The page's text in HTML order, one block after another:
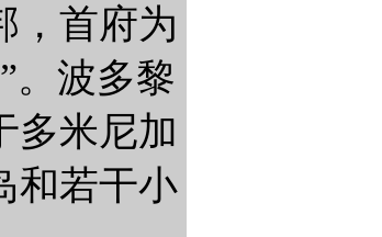
，首府为
。波多黎
多米尼加
和若干小